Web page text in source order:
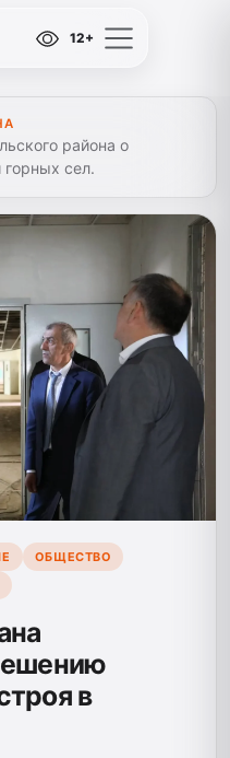
12+
района о
горных сел.
ОБЩЕСТВО
в